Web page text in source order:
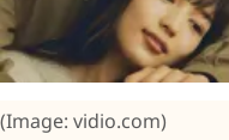
(Image: vidio.com)